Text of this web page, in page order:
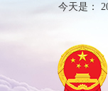
今天是：